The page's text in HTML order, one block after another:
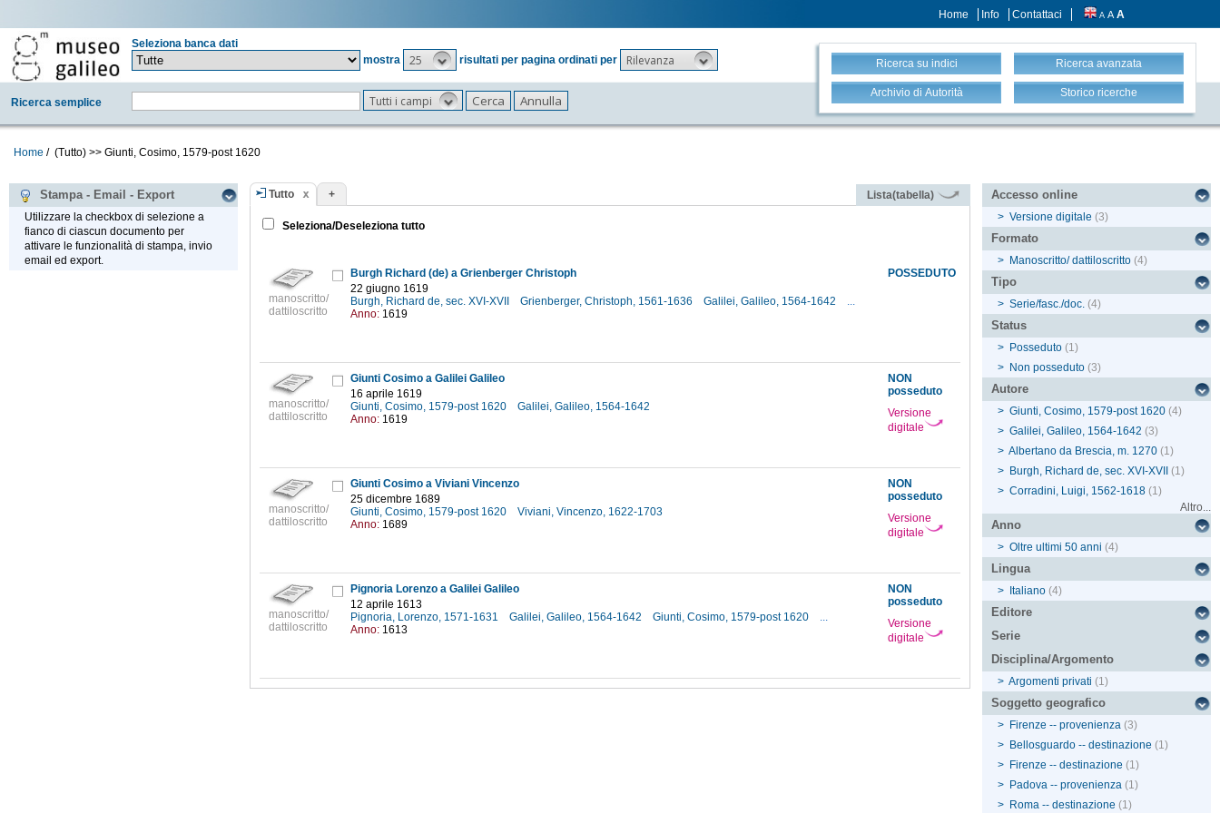
Home Info Contattaci A A A
Seleziona banca dati
mostra
25 risultati per pagina ordinati per Rilevanza
Ricerca semplice Tutti i campi
Ricerca su indici Ricerca avanzata
Archivio di Autorità Storico ricerche
Home / (Tutto) >> Giunti, Cosimo, 1579-post 1620
Stampa - Email - Export
Utilizzare la checkbox di selezione a
fianco di ciascun documento per
attivare le funzionalità di stampa, invio
email ed export.
Tutto + Lista(tabella)
Seleziona/Deseleziona tutto
manoscritto/
dattiloscritto
POSSEDUTO
Burgh Richard (de) a Grienberger Christoph
22 giugno 1619
Burgh, Richard de, sec. XVI-XVII
Grienberger, Christoph, 1561-1636 Galilei, Galileo, 1564-1642
...
Anno: 1619
manoscritto/
dattiloscritto
NON
posseduto
Versione
digitale
Giunti Cosimo a Galilei Galileo
16 aprile 1619
Giunti, Cosimo, 1579-post 1620
Galilei, Galileo, 1564-1642
Anno: 1619
manoscritto/
dattiloscritto
NON
posseduto
Versione
digitale
Giunti Cosimo a Viviani Vincenzo
25 dicembre 1689
Giunti, Cosimo, 1579-post 1620
Viviani, Vincenzo, 1622-1703
Anno: 1689
manoscritto/
dattiloscritto
NON
posseduto
Versione
digitale
Pignoria Lorenzo a Galilei Galileo
12 aprile 1613
Pignoria, Lorenzo, 1571-1631
Galilei, Galileo, 1564-1642 Giunti, Cosimo, 1579-post 1620
...
Anno: 1613
Accesso online
> Versione digitale (3)
Formato
> Manoscritto/ dattiloscritto (4)
Tipo
> Serie/fasc./doc. (4)
Status
> Posseduto (1)
> Non posseduto (3)
Autore
> Giunti, Cosimo, 1579-post 1620 (4)
> Galilei, Galileo, 1564-1642 (3)
> Albertano da Brescia, m. 1270 (1)
> Burgh, Richard de, sec. XVI-XVII
(1)
> Corradini, Luigi, 1562-1618 (1)
Altro...
Anno
> Oltre ultimi 50 anni (4)
Lingua
> Italiano (4)
Editore
Serie
Disciplina/Argomento
> Argomenti privati (1)
Soggetto geografico
> Firenze -- provenienza (3)
> Bellosguardo -- destinazione (1)
> Firenze -- destinazione (1)
> Padova -- provenienza (1)
> Roma -- destinazione (1)